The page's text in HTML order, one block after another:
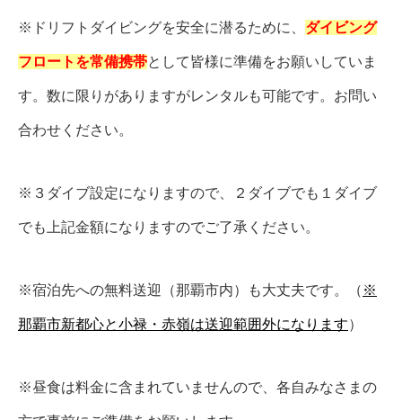
※ドリフトダイビングを安全に潜るために、 ダイビング
フロートを常備携帯として皆様に準備をお願いしていま
す。数に限りがありますがレンタルも可能です。お問い
合わせください。
※３ダイブ設定になりますので、２ダイブでも１ダイブ
でも上記金額になりますのでご了承ください。
※宿泊先への無料送迎（那覇市内）も大丈夫です。（ ※
那覇市新都心と小禄・赤嶺は送迎範囲外になります）
※昼食は料金に含まれていませんので、各自みなさまの